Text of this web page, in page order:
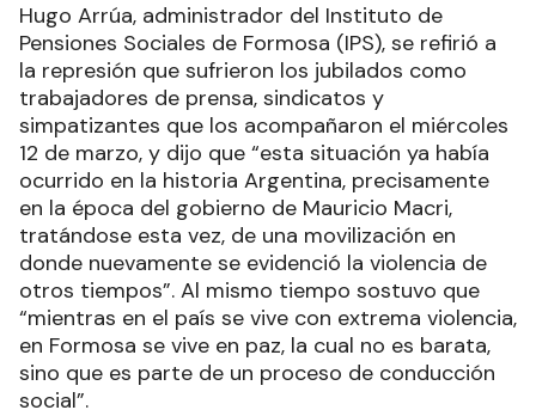
Hugo Arrúa, administrador del Instituto de
Pensiones Sociales de Formosa (IPS), se refirió a
la represión que sufrieron los jubilados como
trabajadores de prensa, sindicatos y
simpatizantes que los acompañaron el miércoles
12 de marzo, y dijo que “esta situación ya había
ocurrido en la historia Argentina, precisamente
en la época del gobierno de Mauricio Macri,
tratándose esta vez, de una movilización en
donde nuevamente se evidenció la violencia de
otros tiempos”. Al mismo tiempo sostuvo que
“mientras en el país se vive con extrema violencia,
en Formosa se vive en paz, la cual no es barata,
sino que es parte de un proceso de conducción
social”.